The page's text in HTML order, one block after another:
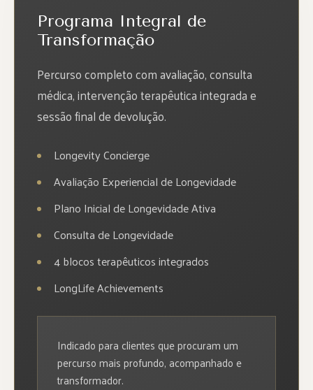
Programa Integral de
Transformação
Percurso completo com avaliação, consulta
médica, intervenção terapêutica integrada e
sessão final de devolução.
Longevity Concierge
Avaliação Experiencial de Longevidade
Plano Inicial de Longevidade Ativa
Consulta de Longevidade
4 blocos terapêuticos integrados
LongLife Achievements
Indicado para clientes que procuram um
percurso mais profundo, acompanhado e
transformador.